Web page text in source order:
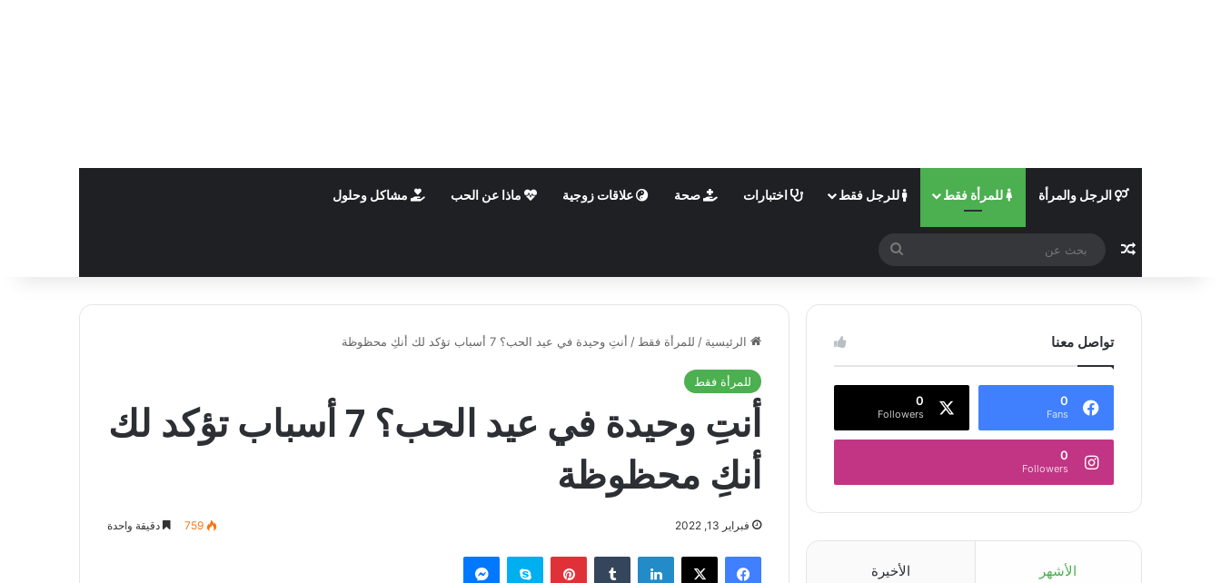
الرجل والمرأة للمرأة فقط للرجل فقط اختبارات صحة علاقات زوجية ماذا عن الحب مشاكل وحلول
مقال عشوائي
بحث
عن
الرئيسية / للمرأة فقط / أنتِ وحيدة في عيد الحب؟ 7 أسباب تؤكد لك أنكِ محظوظة
للمرأة فقط
أنتِ وحيدة في عيد الحب؟ 7 أسباب تؤكد لك
أنكِ محظوظة
فبراير 13, 2022 759 دقيقة واحدة
فيسبوك X لينكدإن بينتيريستسكايب ماسنجر
تواصل معنا
0
Fans
0
Followers
0
Followers
الأشهر الأخيرة